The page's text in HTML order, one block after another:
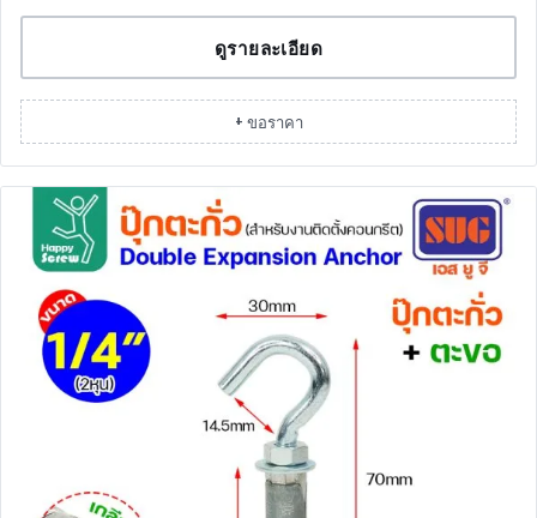
ดูรายละเอียด
+ ขอราคา